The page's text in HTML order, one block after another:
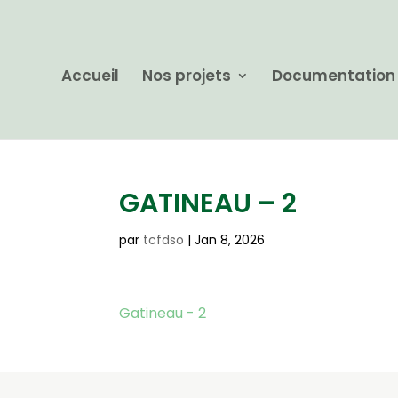
Accueil Nos projets Documentation
GATINEAU – 2
par tcfdso |Jan 8, 2026
Gatineau - 2